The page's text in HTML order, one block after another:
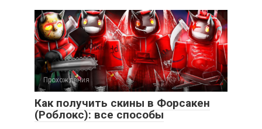
Прохождения
Как получить скины в Форсакен
(Роблокс): все способы